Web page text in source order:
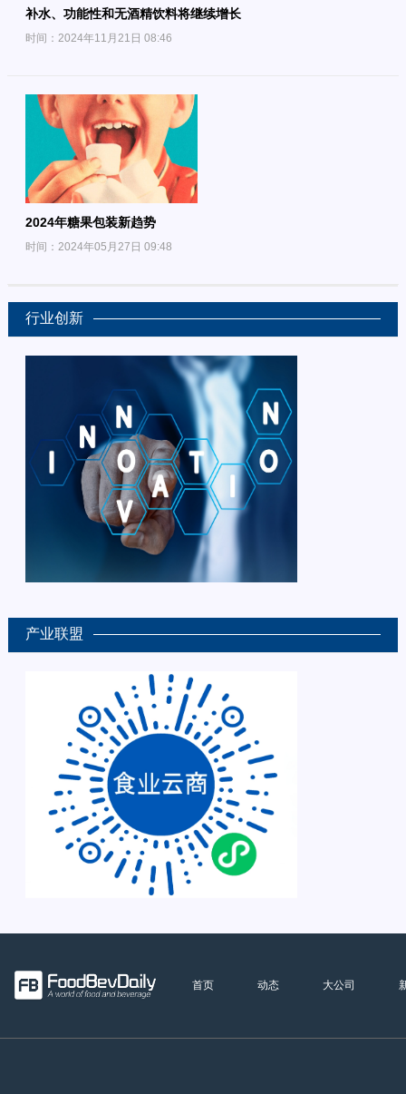
补水、功能性和无酒精饮料将继续增长
时间：2024年11月21日 08:46
2024年糖果包装新趋势
时间：2024年05月27日 09:48
行业创新
产业联盟
首页 动态 大公司